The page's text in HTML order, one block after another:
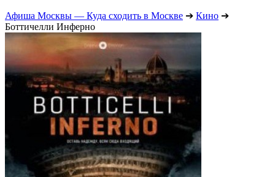
Афиша Москвы — Куда сходить в Москве ➔ Кино ➔
Боттичелли Инферно